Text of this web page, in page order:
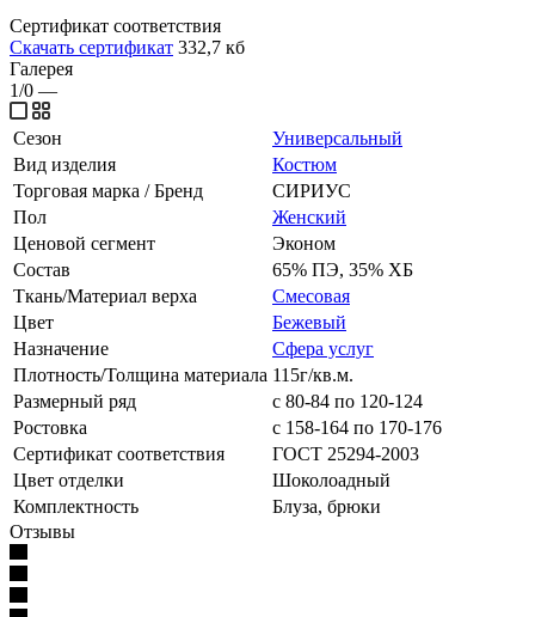
Сертификат соответствия
Скачать сертификат 332,7 кб
Галерея
1/0 —
Сезон
Универсальный
Вид изделия
Костюм
Торговая марка / Бренд
СИРИУС
Пол
Женский
Ценовой сегмент
Эконом
Состав
65% ПЭ, 35% ХБ
Ткань/Материал верха
Смесовая
Цвет
Бежевый
Назначение
Сфера услуг
Плотность/Толщина материала 115г/кв.м.
Размерный ряд
с 80-84 по 120-124
Ростовка
с 158-164 по 170-176
Сертификат соответствия
ГОСТ 25294-2003
Цвет отделки
Шоколоадный
Комплектность
Блуза, брюки
Отзывы